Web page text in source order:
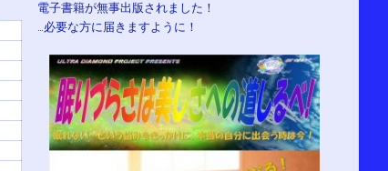
電子書籍が無事出版されました！
…必要な方に届きますように！